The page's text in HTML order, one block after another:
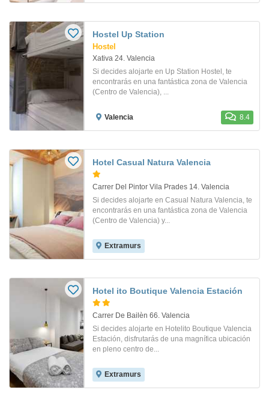
Hostel Up Station
Hostel
Xativa 24. Valencia
Si decides alojarte en Up Station Hostel, te
encontrarás en una fantástica zona de Valencia
(Centro de Valencia), ...
Valencia 8.4
Hotel Casual Natura Valencia
Carrer Del Pintor Vila Prades 14. Valencia
Si decides alojarte en Casual Natura Valencia, te
encontrarás en una fantástica zona de Valencia
(Centro de Valencia) y...
Extramurs
Hotel ito Boutique Valencia Estación
Carrer De Bailèn 66. Valencia
Si decides alojarte en Hotelito Boutique Valencia
Estación, disfrutarás de una magnífica ubicación
en pleno centro de...
Extramurs